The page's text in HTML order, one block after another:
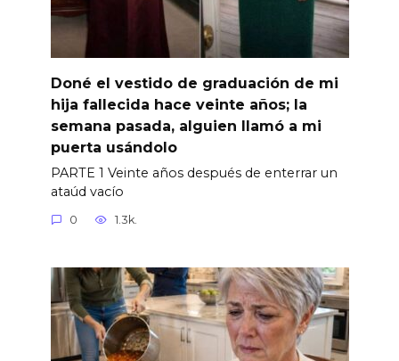
Doné el vestido de graduación de mi
hija fallecida hace veinte años; la
semana pasada, alguien llamó a mi
puerta usándolo
PARTE 1 Veinte años después de enterrar un
ataúd vacío
0 1.3k.